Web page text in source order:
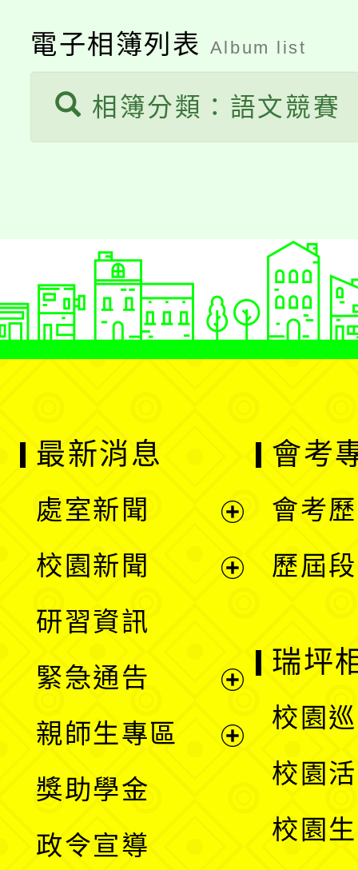
半價優惠，詳情可洽有
者。
份教師研習
淨零綠生活教案入校路
會
115年食農教育專業人
程
電子相簿列表 Album list
相簿分類：語文競賽
最新消息
處室新聞
單
校園新聞
選
單
研習資訊
緊急通告
親師生專區
獎助學金
政令宣導
會考
會考
歷屆
瑞坪
校園
校園
校園